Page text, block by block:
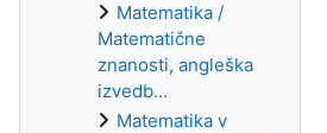
Matematika /
Matematične
znanosti, angleška
izvedb...
Matematika v